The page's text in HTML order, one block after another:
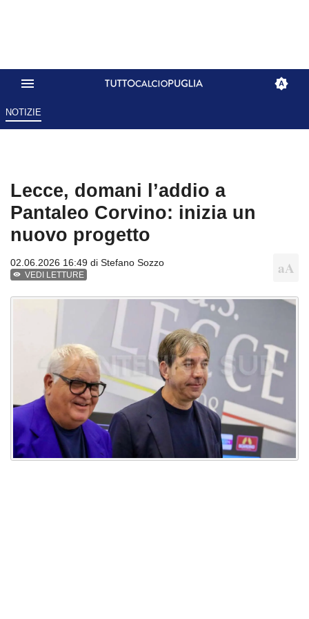
NOTIZIE
Lecce, domani l’addio a
Pantaleo Corvino: inizia un
nuovo progetto
02.06.2026 16:49 di Stefano Sozzo
VEDI LETTURE